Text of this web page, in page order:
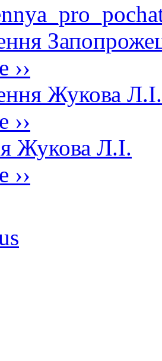
››
Жукова Л.І.
››
Жукова Л.І.
››